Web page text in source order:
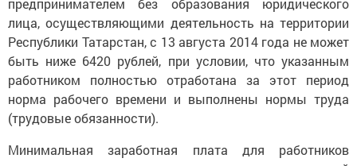
предпринимателем без образования юридического
лица, осуществляющими деятельность на территории
Республики Татарстан, с 13 августа 2014 года не может
быть ниже 6420 рублей, при условии, что указанным
работником полностью отработана за этот период
норма рабочего времени и выполнены нормы труда
(трудовые обязанности).
Минимальная заработная плата для работников